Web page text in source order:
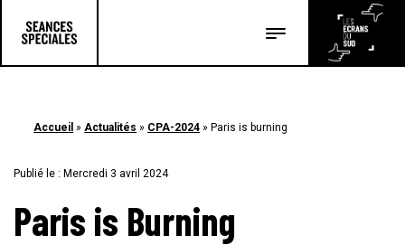
Accueil »Actualités » CPA-2024 » Paris is burning
Publié le : Mercredi 3 avril 2024
Paris is Burning